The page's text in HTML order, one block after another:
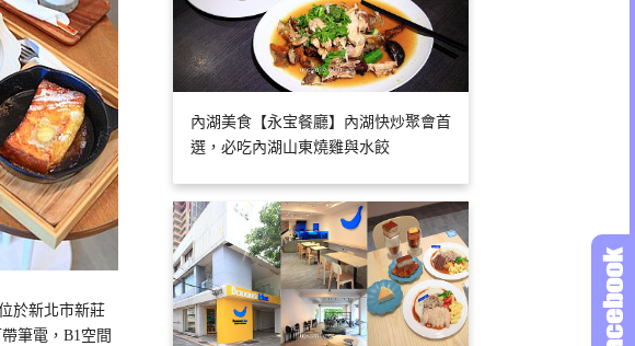
於新北市新莊
筆電，B1空間
內湖美食【永宝餐廳】內湖快炒聚會首
選，必吃內湖山東燒雞與水餃